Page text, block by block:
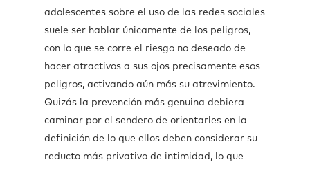
adolescentes sobre el uso de las redes sociales
suele ser hablar únicamente de los peligros,
con lo que se corre el riesgo no deseado de
hacer atractivos a sus ojos precisamente esos
peligros, activando aún más su atrevimiento.
Quizás la prevención más genuina debiera
caminar por el sendero de orientarles en la
definición de lo que ellos deben considerar su
reducto más privativo de intimidad, lo que